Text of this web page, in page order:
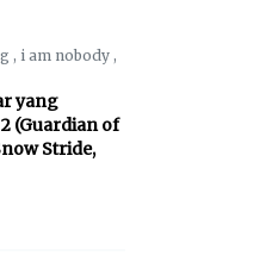
, i am nobody ,
yang
(Guardian of
Stride,